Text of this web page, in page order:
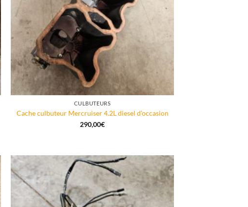
CULBUTEURS
Cache culbuteur Mercruiser 4.2L diesel d’occasion
290,00€